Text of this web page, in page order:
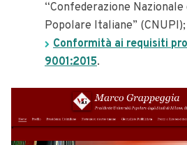
“Confederazione
Popolare Italiane” (CNUPI);
Conformità ai requisiti
9001:2015.